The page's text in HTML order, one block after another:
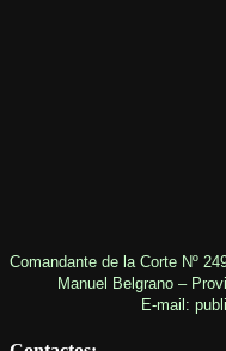
Comandante de la Corte Nº
Manuel Belgrano –
E-mail: